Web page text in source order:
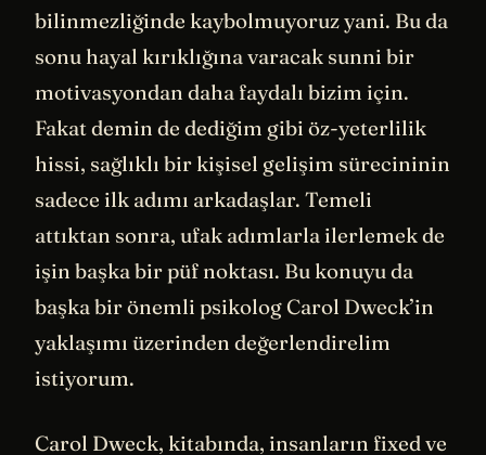
bilinmezliğinde kaybolmuyoruz yani. Bu da
sonu hayal kırıklığına varacak sunni bir
motivasyondan daha faydalı bizim için.
Fakat demin de dediğim gibi öz-yeterlilik
hissi, sağlıklı bir kişisel gelişim sürecininin
sadece ilk adımı arkadaşlar. Temeli
attıktan sonra, ufak adımlarla ilerlemek de
işin başka bir püf noktası. Bu konuyu da
başka bir önemli psikolog Carol Dweck’in
yaklaşımı üzerinden değerlendirelim
istiyorum.
Carol Dweck, kitabında, insanların fixed ve